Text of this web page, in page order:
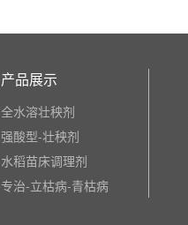
产品展示
全水溶壮秧剂
强酸型-壮秧剂
水稻苗床调理剂
专治-立枯病-青枯病